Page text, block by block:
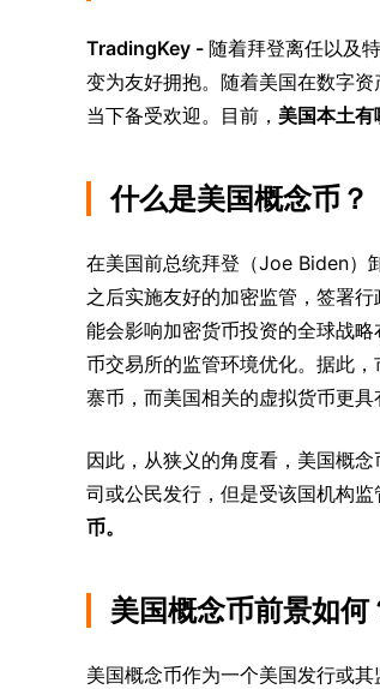
TradingKey - 随着拜登离任以及
变为友好拥抱。随着美国在数字
当下备受欢迎。目前， 美国本土
什么是美国概念币？
在美国前总统拜登（Joe Biden）
之后实施友好的加密监管，签署
能会影响加密货币投资的全球战
币交易所的监管环境优化。据此
寨币，而美国相关的虚拟货币更具
因此，从狭义的角度看，美国概
司或公民发行，但是受该国机构
币。
美国概念币前景如何
美国概念币作为一个美国发行或